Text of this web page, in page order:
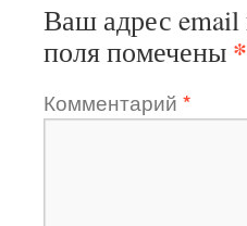
Ваш адрес email
поля помечены *
Комментарий *